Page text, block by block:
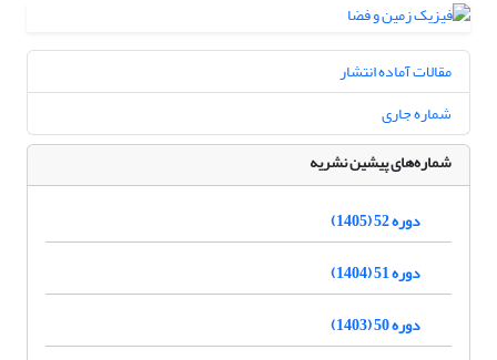
مقالات آماده انتشار
شماره جاری
شماره‌های پیشین نشریه
دوره 52 (1405)
دوره 51 (1404)
دوره 50 (1403)